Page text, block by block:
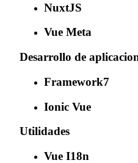
NuxtJS
Vue Meta
Desarrollo de
Framework7
Ionic Vue
Utilidades
Vue I18n